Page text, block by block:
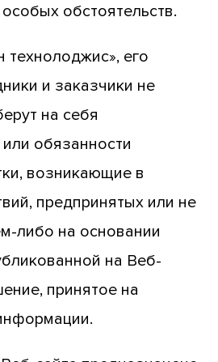
обстоятельств.
его
и заказчики не
на себя
обязанности
возникающие в
предпринятых или не
либо на основании
на Веб-
принятое на